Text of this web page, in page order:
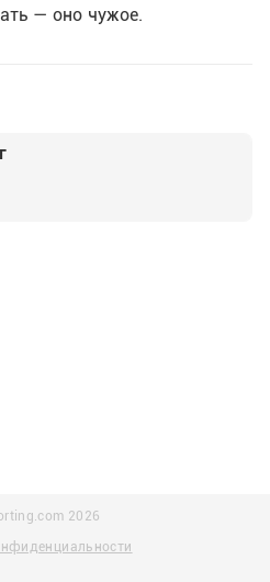
— оно чужое.
2026